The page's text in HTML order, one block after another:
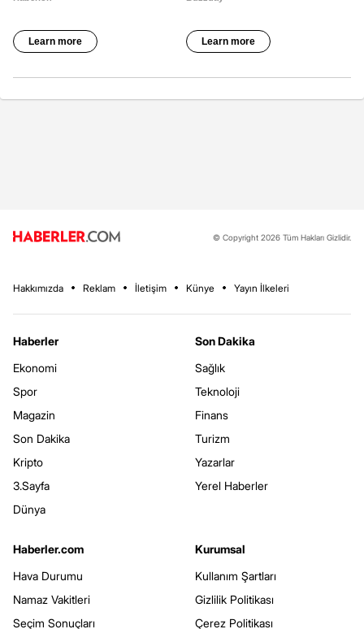
© Copyright 2026 Tüm Hakları Gizlidir.
Hakkımızda Reklam İletişim Künye Yayın İlkeleri
Haberler
Ekonomi
Spor
Magazin
Son Dakika
Kripto
3.Sayfa
Dünya
Son Dakika
Sağlık
Teknoloji
Finans
Turizm
Yazarlar
Yerel Haberler
Haberler.com
Hava Durumu
Namaz Vakitleri
Seçim Sonuçları
Kurumsal
Kullanım Şartları
Gizlilik Politikası
Çerez Politikası